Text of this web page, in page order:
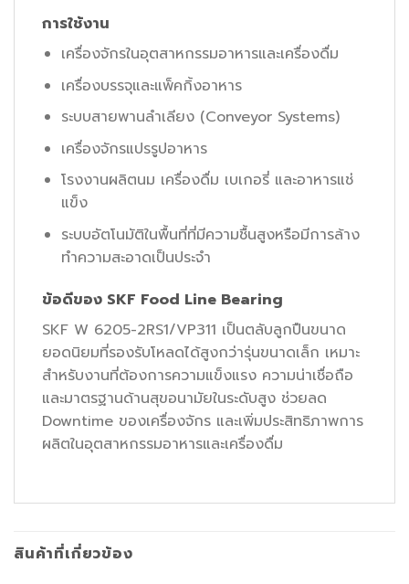
การใช้งาน
เครื่องจักรในอุตสาหกรรมอาหารและเครื่องดื่ม
เครื่องบรรจุและแพ็คกิ้งอาหาร
ระบบสายพานลำเลียง (Conveyor Systems)
เครื่องจักรแปรรูปอาหาร
โรงงานผลิตนม เครื่องดื่ม เบเกอรี่ และอาหารแช่
แข็ง
ระบบอัตโนมัติในพื้นที่ที่มีความชื้นสูงหรือมีการล้าง
ทำความสะอาดเป็นประจำ
ข้อดีของ SKF Food Line Bearing
SKF W 6205-2RS1/VP311 เป็นตลับลูกปืนขนาด
ยอดนิยมที่รองรับโหลดได้สูงกว่ารุ่นขนาดเล็ก เหมาะ
สำหรับงานที่ต้องการความแข็งแรง ความน่าเชื่อถือ
และมาตรฐานด้านสุขอนามัยในระดับสูง ช่วยลด
Downtime ของเครื่องจักร และเพิ่มประสิทธิภาพการ
ผลิตในอุตสาหกรรมอาหารและเครื่องดื่ม
สินค้าที่เกี่ยวข้อง